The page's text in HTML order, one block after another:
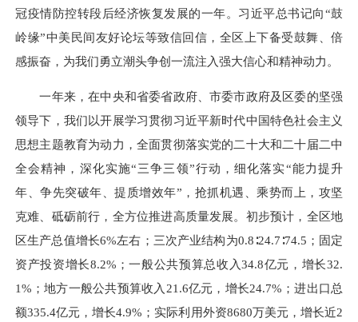
冠疫情防控转段后经济恢复发展的一年。习近平总书记向“鼓
岭缘”中美民间友好论坛等致信回信，全区上下备受鼓舞、倍
感振奋，为我们勇立潮头争创一流注入强大信心和精神动力。
一年来，在中央和省委省政府、市委市政府及区委的坚强
领导下，我们以开展学习贯彻习近平新时代中国特色社会主义
思想主题教育为动力，全面贯彻落实党的二十大和二十届二中
全会精神，深化实施“三争三领”行动，细化落实“能力提升
年、争先突破年、提质增效年”，抢抓机遇、乘势而上，攻坚
克难、砥砺前行，全方位推进高质量发展。初步预计，全区地
区生产总值增长6%左右；三次产业结构为0.8∶24.7∶74.5；固定
资产投资增长8.2%；一般公共预算总收入34.8亿元，增长32.
1%；地方一般公共预算收入21.6亿元，增长24.7%；进出口总
额335.4亿元，增长4.9%；实际利用外资8680万美元，增长近2